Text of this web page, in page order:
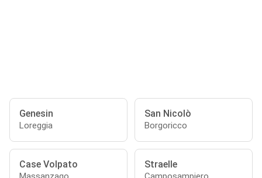
Genesin
Loreggia
San Nicolò
Borgoricco
Case Volpato Straelle